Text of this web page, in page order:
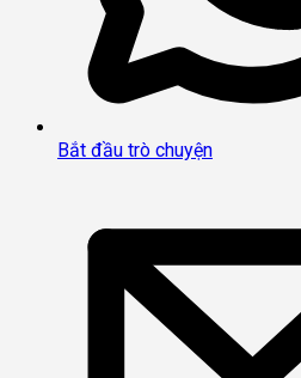
Bắt đầu trò chuyện